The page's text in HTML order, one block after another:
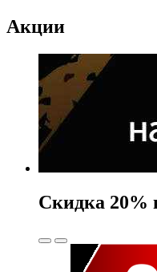
Акции
Скидка 20%